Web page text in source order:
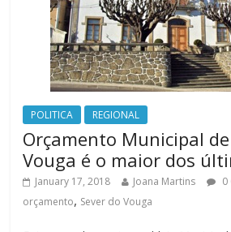
POLITICA REGIONAL
Orçamento Municipal
Vouga é o maior dos
January 17, 2018 Joana Martins
0
orçamento, Sever do Vouga